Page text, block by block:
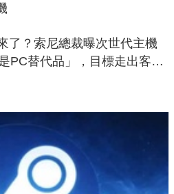
了？索尼總裁曝次世代主機
是PC替代品」，目標走出客
電競桌面